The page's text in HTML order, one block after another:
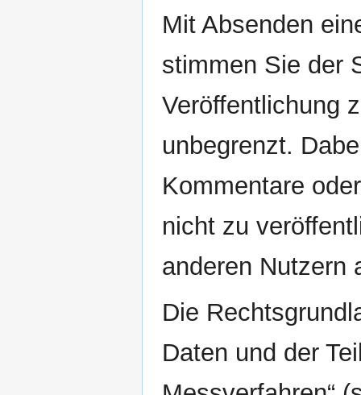
Mit Absenden
stimmen Sie der
Veröffentlichung
unbegrenzt.
Kommentare
nicht zu
anderen Nutzern
Die
Daten und der